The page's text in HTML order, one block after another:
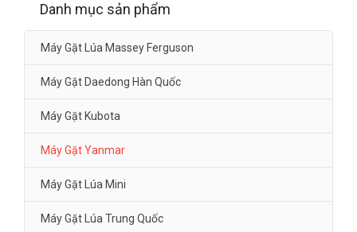
Danh mục sản phẩm
Máy Gặt Lúa Massey Ferguson
Máy Gặt Daedong Hàn Quốc
Máy Gặt Kubota
Máy Gặt Yanmar
Máy Gặt Lúa Mini
Máy Gặt Lúa Trung Quốc